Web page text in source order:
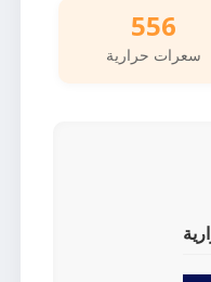
556
سعرات حرارية